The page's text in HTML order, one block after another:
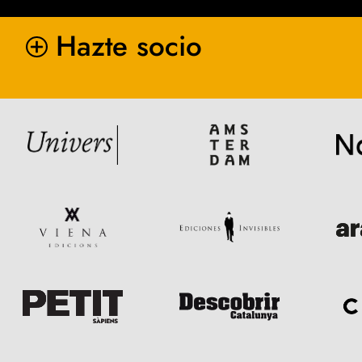
Hazte socio